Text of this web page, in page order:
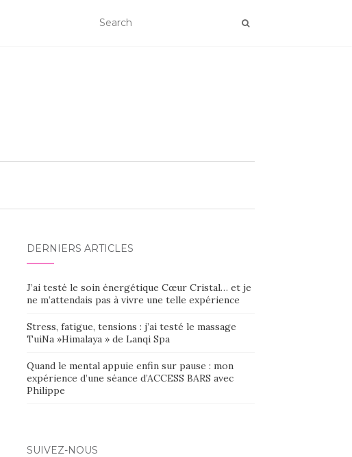
DERNIERS ARTICLES
J’ai testé le soin énergétique Cœur Cristal… et je
ne m’attendais pas à vivre une telle expérience
Stress, fatigue, tensions : j’ai testé le massage
TuiNa »Himalaya » de Lanqi Spa
Quand le mental appuie enfin sur pause : mon
expérience d’une séance d’ACCESS BARS avec
Philippe
SUIVEZ-NOUS